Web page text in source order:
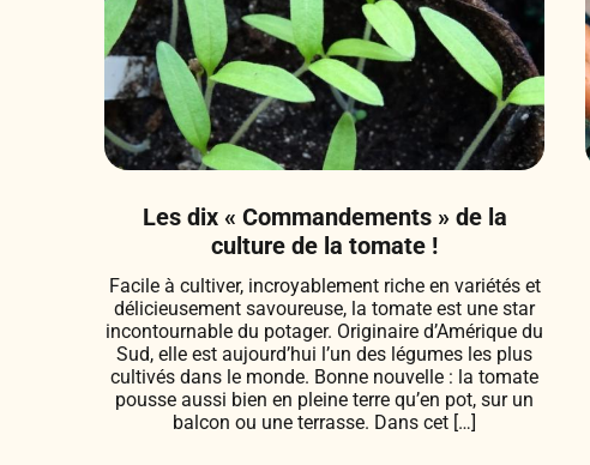
Les dix « Commandements » de la
culture de la tomate !
Facile à cultiver, incroyablement riche en variétés et
délicieusement savoureuse, la tomate est une star
incontournable du potager. Originaire d’Amérique du
Sud, elle est aujourd’hui l’un des légumes les plus
cultivés dans le monde. Bonne nouvelle : la tomate
pousse aussi bien en pleine terre qu’en pot, sur un
balcon ou une terrasse. Dans cet […]